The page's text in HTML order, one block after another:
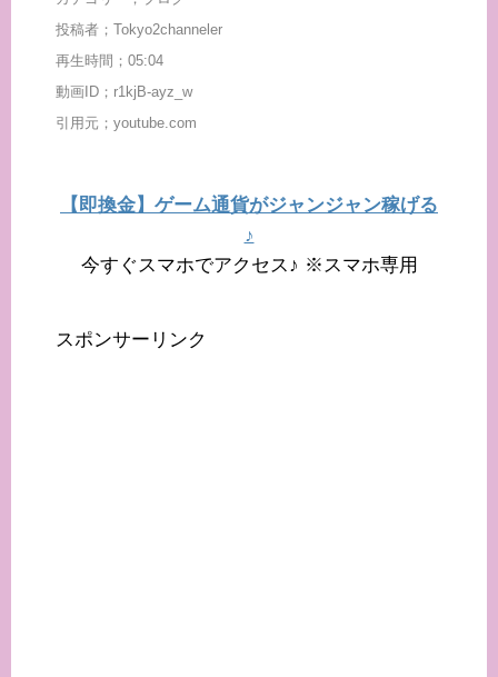
投稿者；Tokyo2channeler
再生時間；05:04
動画ID；r1kjB-ayz_w
引用元；youtube.com
【即換金】ゲーム通貨がジャンジャン稼げる
♪
今すぐスマホでアクセス♪ ※スマホ専用
スポンサーリンク